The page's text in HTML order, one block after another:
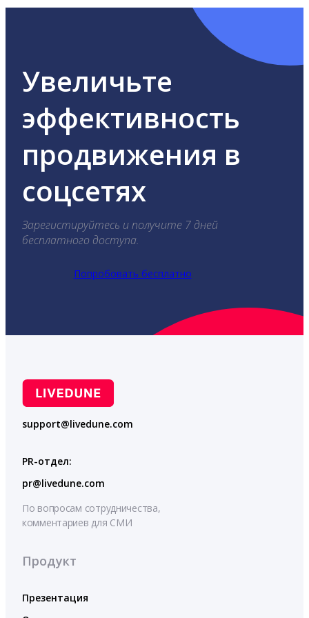
Увеличьте
эффективность
продвижения в
соцсетях
Зарегистируйтесь и получите 7 дней
бесплатного доступа.
Попробовать бесплатно
support@livedune.com
PR-отдел:
pr@livedune.com
По вопросам сотрудничества,
комментариев для СМИ
Продукт
Презентация